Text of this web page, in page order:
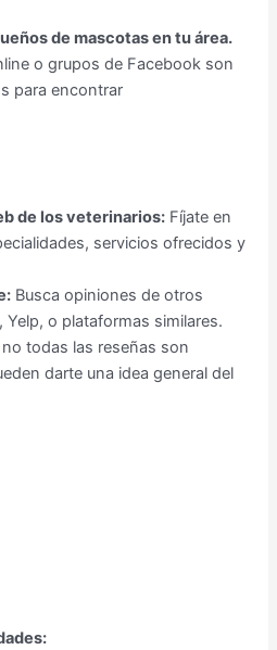
de mascotas en tu área.
o grupos de Facebook son
para encontrar
de los veterinarios: Fíjate en
servicios ofrecidos y
Busca opiniones de otros
Yelp, o plataformas similares.
todas las reseñas son
darte una idea general del